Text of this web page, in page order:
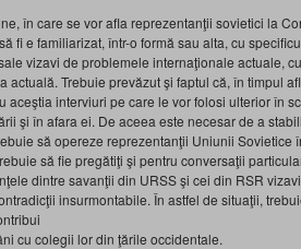
în care se vor afla reprezentanţii sovietici la
fi e familiarizat, într-o formă sau alta, cu
vizavi de problemele internaţionale actuale,
actuală. Trebuie prevăzut şi faptul că, în timpul
aceştia interviuri pe care le vor folosi ulterior în
şi în afara ei. De aceea este necesar de a
să opereze reprezentanţii Uniunii Sovietice
să fie pregătiţi şi pentru conversaţii
dintre savanţii din URSS şi cei din RSR
insurmontabile. În astfel de situaţii,
cu colegii lor din ţările occidentale.